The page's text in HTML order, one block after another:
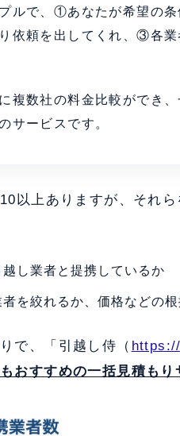
ルで、①あなたが希望の
依頼を出してくれ、③各
複数社の料金比較ができ
サービスです。
以上ありますが、それ
越し業者と提携しているか
者を絞れるか、価格などの
で、「引越し侍（
おすすめの一括見積もり